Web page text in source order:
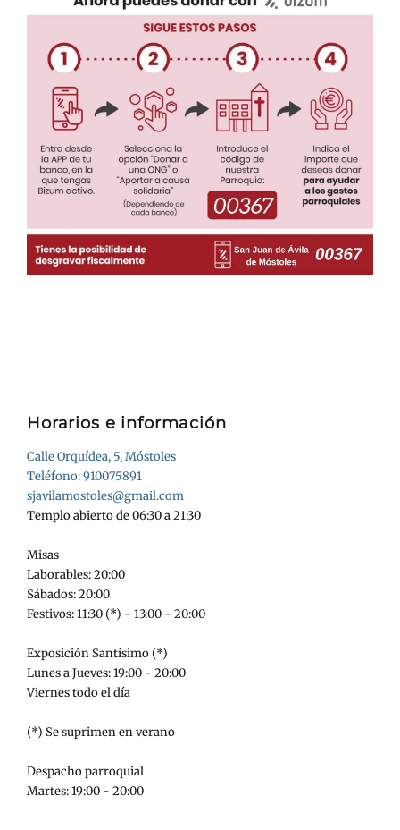
Horarios e información
Calle Orquídea, 5, Móstoles
Teléfono: 910075891
sjavilamostoles@gmail.com
Templo abierto de 06:30 a 21:30
Misas
Laborables: 20:00
Sábados: 20:00
Festivos: 11:30 (*) - 13:00 - 20:00
Exposición Santísimo (*)
Lunes a Jueves: 19:00 - 20:00
Viernes todo el día
(*) Se suprimen en verano
Despacho parroquial
Martes: 19:00 - 20:00